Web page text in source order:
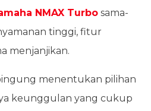
NMAX Turbo sama-
tinggi, fitur
menjanjikan.
menentukan pilihan
keunggulan yang cukup